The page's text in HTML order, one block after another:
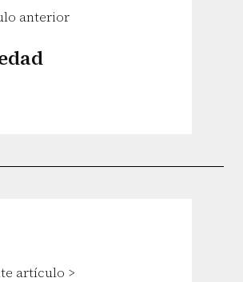
anterior
artículo >